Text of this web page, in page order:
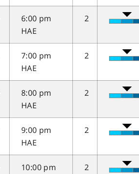
6:00 pm
HAE
2
7:00 pm
HAE
2
8:00 pm
HAE
2
9:00 pm
HAE
2
10:00 pm
2